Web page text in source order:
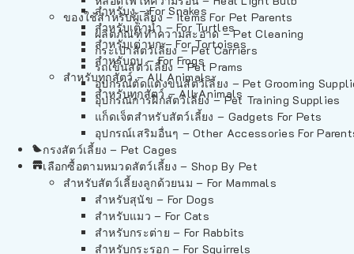
ของใช้สำหรับผู้เลี้ยง – Items For Pet Parents
ผลิตภัณฑ์ทำความสะอาด – Pet Cleaning
กระเป๋าสัตว์เลี้ยง – Pet Carriers
รถเข็นสัตว์เลี้ยง – Pet Prams
อุปกรณ์ตัดแต่งขนสัตว์เลี้ยง – Pet Grooming
อุปกรณ์การฝึกสัตว์เลี้ยง – Pet Training Supplies
แก็ดเจ็ตสำหรับสัตว์เลี้ยง – Gadgets For Pets
อุปกรณ์เสริมอื่นๆ – Other Accessories For
กรงสัตว์เลี้ยง – Pet Cages
เลือกซื้อตามหมวดสัตว์เลี้ยง – Shop By Pet
สำหรับสัตว์เลี้ยงลูกด้วยนม – For Mammals
สำหรับสุนัข – For Dogs
สำหรับแมว – For Cats
สำหรับกระต่าย – For Rabbits
สำหรับกระรอก – For Squirrels
สำหรับงู – For Snakes
สำหรับเต่าน้ำ – For Turtles
สำหรับเต่าบก – For Tortoises
สำหรับกบ – For Frogs
สำหรับทุกสัตว์ – All Animals
สำหรับทุกสัตว์ – All Animals